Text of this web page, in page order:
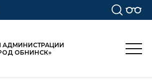
АДМИНИСТРАЦИИ
ОБНИНСК»